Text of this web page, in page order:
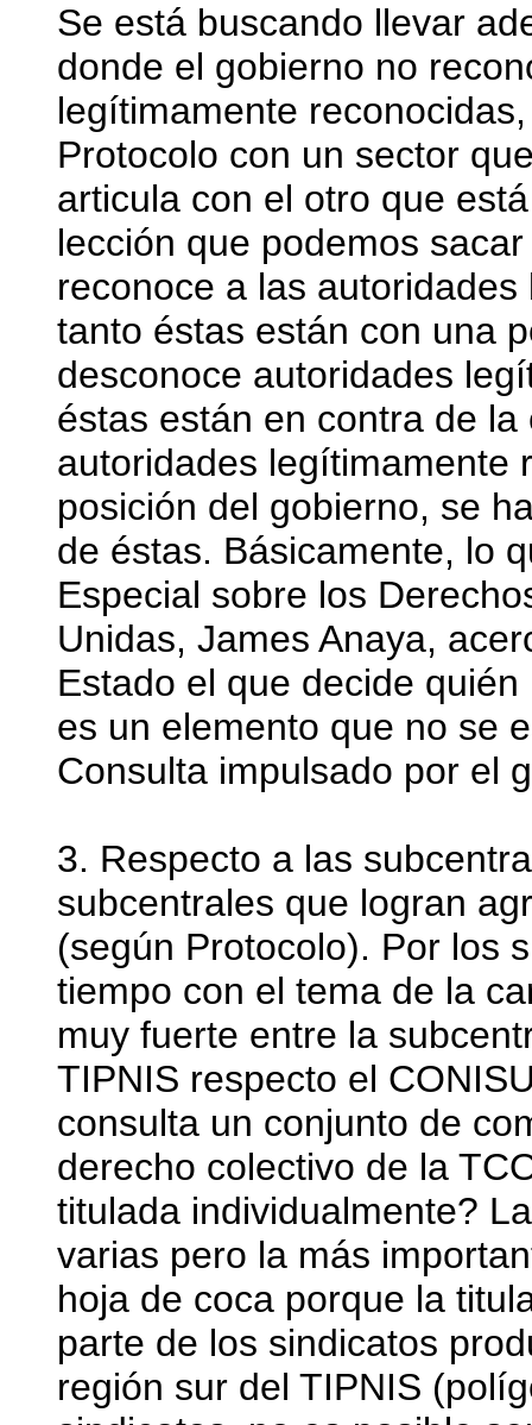
Se está buscando llevar
donde el gobierno no
legítimamente
Protocolo con un sector
articula con el otro que
lección que podemos
reconoce a las
tanto éstas están con una
desconoce autoridades
éstas están en contra de
autoridades legítimamente
posición del gobierno, se
de éstas. Básicamente, lo
Especial sobre los
Unidas, James Anaya,
Estado el que decide
es un elemento que no se
Consulta impulsado por el
3. Respecto a las
subcentrales que logran
(según Protocolo). Por los
tiempo con el tema de la
muy fuerte entre la
TIPNIS respecto el
consulta un conjunto de
derecho colectivo de la
titulada individualmente?
varias pero la más
hoja de coca porque la
parte de los sindicatos
región sur del TIPNIS